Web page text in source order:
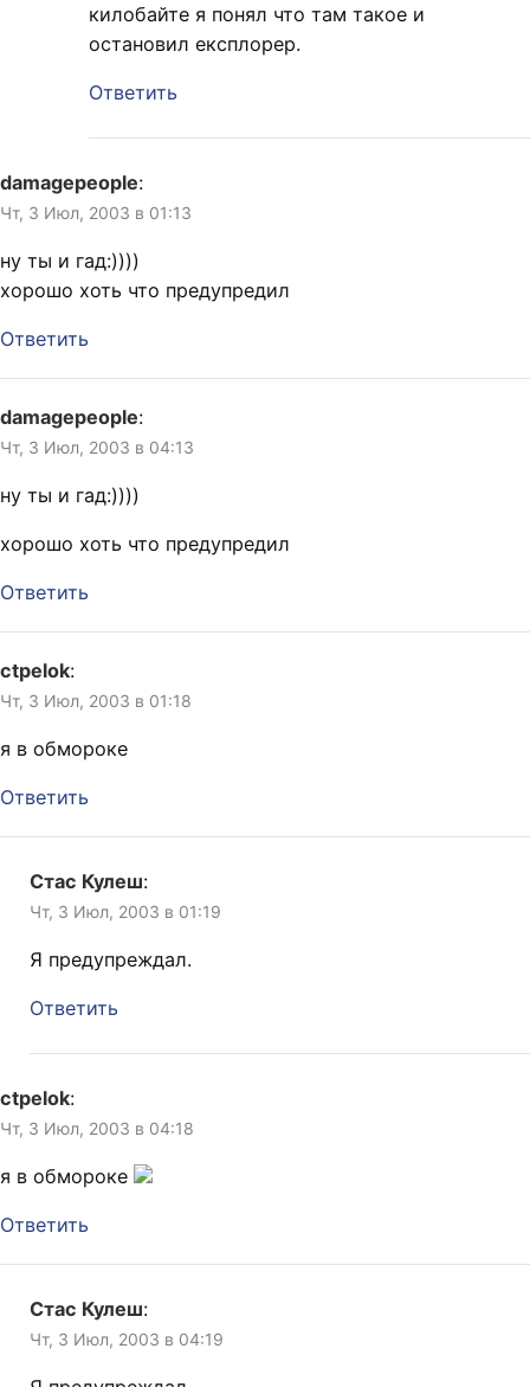
килобайте я понял что там такое и
остановил експлорер.
Ответить
damagepeople:
Чт, 3 Июл, 2003 в 01:13
ну ты и гад:))))
хорошо хоть что предупредил
Ответить
damagepeople:
Чт, 3 Июл, 2003 в 04:13
ну ты и гад:))))
хорошо хоть что предупредил
Ответить
ctpelok:
Чт, 3 Июл, 2003 в 01:18
я в обмороке
Ответить
Стас Кулеш:
Чт, 3 Июл, 2003 в 01:19
Я предупреждал.
Ответить
ctpelok:
Чт, 3 Июл, 2003 в 04:18
я в обмороке
Ответить
Стас Кулеш:
Чт, 3 Июл, 2003 в 04:19